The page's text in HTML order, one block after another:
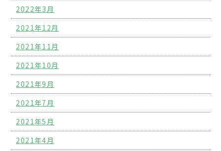
2022年3月
2021年12月
2021年11月
2021年10月
2021年9月
2021年7月
2021年5月
2021年4月